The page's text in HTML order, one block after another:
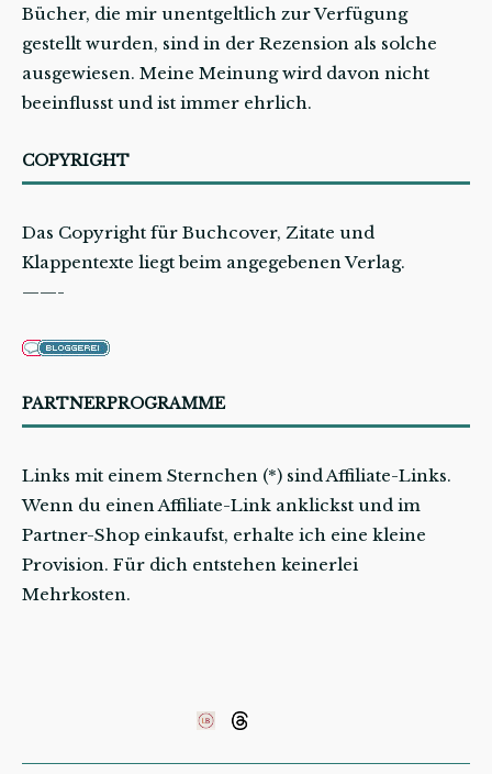
Bücher, die mir unentgeltlich zur Verfügung
gestellt wurden, sind in der Rezension als solche
ausgewiesen. Meine Meinung wird davon nicht
beeinflusst und ist immer ehrlich.
COPYRIGHT
Das Copyright für Buchcover, Zitate und
Klappentexte liegt beim angegebenen Verlag.
——-
PARTNERPROGRAMME
Links mit einem Sternchen (*) sind Affiliate-Links.
Wenn du einen Affiliate-Link anklickst und im
Partner-Shop einkaufst, erhalte ich eine kleine
Provision. Für dich entstehen keinerlei
Mehrkosten.